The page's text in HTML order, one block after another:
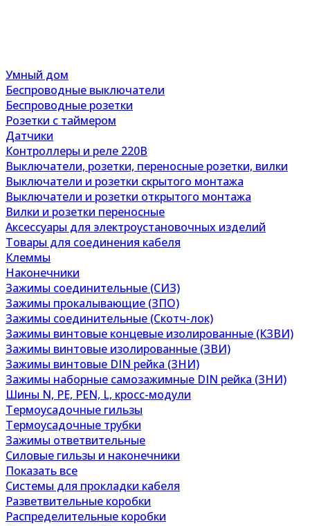
Умный дом
Беспроводные выключатели
Беспроводные розетки
Розетки с таймером
Датчики
Контроллеры и реле 220В
Выключатели, розетки, переносные розетки, вилки
Выключатели и розетки скрытого монтажа
Выключатели и розетки открытого монтажа
Вилки и розетки переносные
Аксессуары для электроустановочных изделий
Товары для соединения кабеля
Клеммы
Наконечники
Зажимы соединительные (СИЗ)
Зажимы прокалывающие (ЗПО)
Зажимы соединительные (Скотч-лок)
Зажимы винтовые концевые изолированные (КЗВИ)
Зажимы винтовые изолированные (ЗВИ)
Зажимы винтовые DIN рейка (ЗНИ)
Зажимы наборные самозажимные DIN рейка (ЗНИ)
Шины N, PE, PEN, L, кросс-модули
Термоусадочные гильзы
Термоусадочные трубки
Зажимы ответвительные
Силовые гильзы и наконечники
Показать все
Системы для прокладки кабеля
Разветвительные коробки
Распределительные коробки